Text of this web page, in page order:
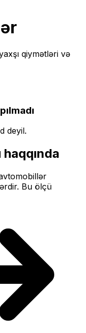
qiymətləri və
deyil.
Bu ölçü